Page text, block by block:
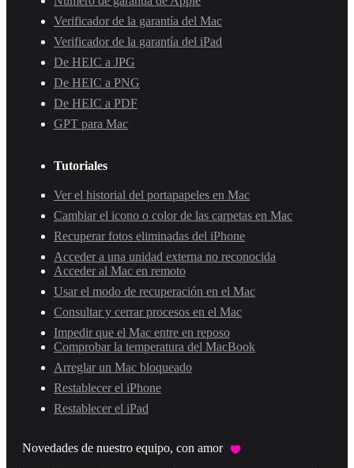
Verificador de la garantía del Mac
Verificador de la garantía del iPad
De HEIC a JPG
De HEIC a PNG
De HEIC a PDF
GPT para Mac
Tutoriales
Ver el historial del portapapeles en Mac
Cambiar el icono o color de las carpetas en Mac
Recuperar fotos eliminadas del iPhone
Acceder a una unidad externa no reconocida
Acceder al Mac en remoto
Usar el modo de recuperación en el Mac
Consultar y cerrar procesos en el Mac
Impedir que el Mac entre en reposo
Comprobar la temperatura del MacBook
Arreglar un Mac bloqueado
Restablecer el iPhone
Restablecer el iPad
Novedades de nuestro equipo, con amor